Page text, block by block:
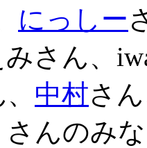
にっしー
さん、
中村さ
さんのみ